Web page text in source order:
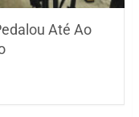
Até Ao